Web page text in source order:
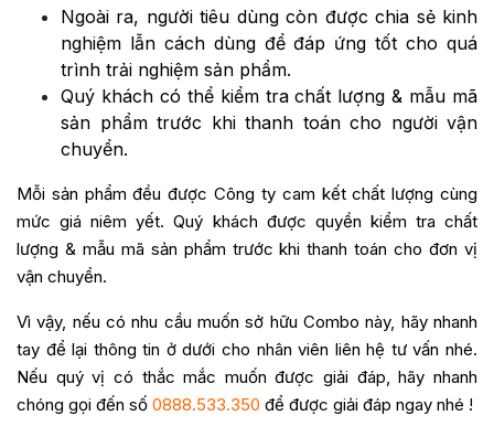
Ngoài ra, người tiêu dùng còn được chia sẻ kinh
nghiệm lẫn cách dùng để đáp ứng tốt cho quá
trình trải nghiệm sản phẩm.
Quý khách có thể kiểm tra chất lượng & mẫu mã
sản phẩm trước khi thanh toán cho người vận
chuyển.
Mỗi sản phẩm đều được Công ty cam kết chất lượng cùng
mức giá niêm yết. Quý khách được quyền kiểm tra chất
lượng & mẫu mã sản phẩm trước khi thanh toán cho đơn vị
vận chuyển.
Vì vậy, nếu có nhu cầu muốn sở hữu Combo này, hãy nhanh
tay để lại thông tin ở dưới cho nhân viên liên hệ tư vấn nhé.
Nếu quý vị có thắc mắc muốn được giải đáp, hãy nhanh
chóng gọi đến số 0888.533.350 để được giải đáp ngay nhé !